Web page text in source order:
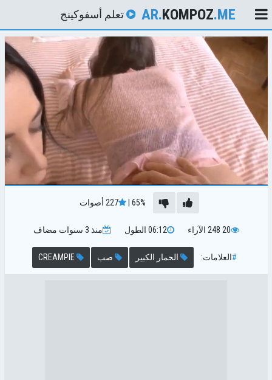
AR.KOMPOZ.ME تعلم أسفوكينج
65%
|
227 أصوات
20 248 الآراء 06:12 الطول منذ 3 سنوات مضاف
#العلامات: الحمار الكبير صب CREAMPIE